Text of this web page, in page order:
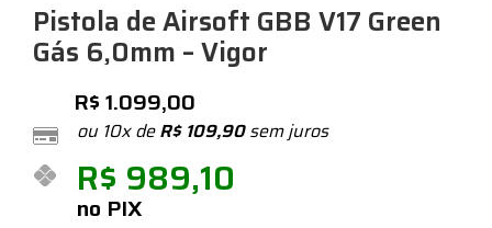
Pistola de Airsoft GBB V17 Green
Gás 6,0mm – Vigor
R$1.099,00
ou 10x deR$109,90sem juros
R$ 989,10
no PIX